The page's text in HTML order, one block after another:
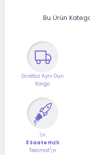
Bu Ürün
Ücretsiz Aynı Gün
Kargo
\n
3 Saate Hızlı
Teslimat\n